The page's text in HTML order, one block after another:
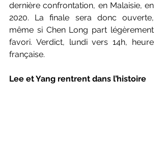
dernière confrontation, en Malaisie, en
2020. La finale sera donc ouverte,
même si Chen Long part légèrement
favori. Verdict, lundi vers 14h, heure
française.
Lee et Yang rentrent dans l’histoire